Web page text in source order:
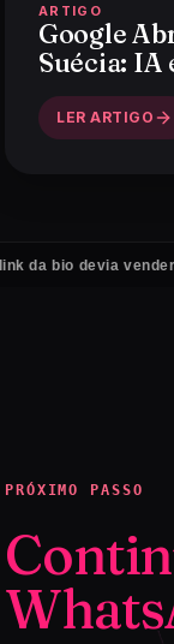
ARTIGO
Google
Suécia: IA
LER ARTIGO
devia vender por ti
PRÓXIMO PASSO